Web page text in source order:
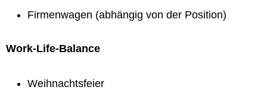
Firmenwagen (abhängig von der Position)
Work-Life-Balance
Weihnachtsfeier